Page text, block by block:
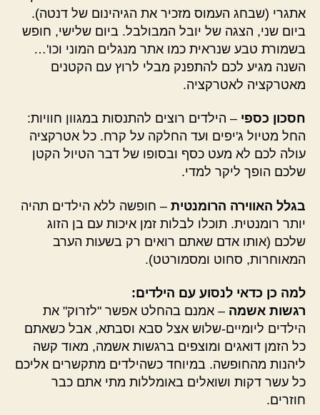
אתגרי (שבחג העמוס מזכיר את הגיהינום של דנטה).
ביום שני, הצגה של יובל המבולבל. ביום שלישי, חופש
בשמורת טבע שנראית כמו אתר מנגלים המוני וכו'…
השנה מגיע לכם להתפנק מבלי לרוץ עם הקטנים
מאטרקציה לאטרקציה.
חסכון כספי – הילדים רוצים להתנסות במגוון חוויות:
החל מטיול ג'יפים ועד החלקה על קרח. כל אטרקציה
עולה לכם לא מעט כסף ובסופו של דבר הטיול הקטן
שלכם הופך ליקר למדי.
בגלל האווירה הרומנטית – חופשה ללא הילדים תהיה
יותר רומנטית. תוכלו לבלות זמן איכות עם בן הזוג
שלכם (אותו אדם שאתם רואים רק בשעות הערב
המאוחרות, סחוט ומסמורטט).
למה כן כדאי לנסוע עם הילדים:
רגשות אשמה – אמנם בהחלט אפשר "לזרוק" את
הילדים ליומיים-שלוש אצל סבא וסבתא, אבל כשאתם
כל הזמן דואגים ומוצפים ברגשות אשמה, מאוד קשה
ליהנות מהחופשה. במיוחד כשהילדים מתקשרים אליכם
כל עשר דקות ושואלים באומללות מתי אתם כבר
חוזרים.